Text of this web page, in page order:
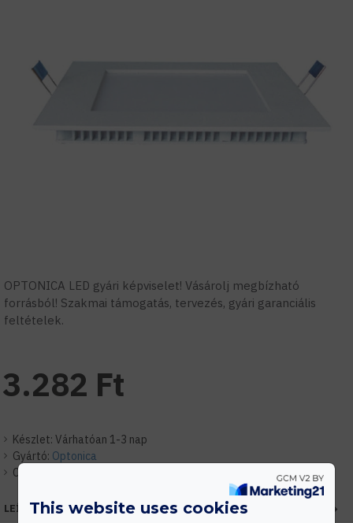
OPTONICA LED gyári képviselet! Vásárolj megbízható
forrásból! Szakmai támogatás, tervezés, gyári garanciális
feltételek.
Készlet: Várhatóan 1-3 nap
Gyártó: Optonica
Cikkszám:
3.282 Ft
LEÍRÁSThis website uses cookies